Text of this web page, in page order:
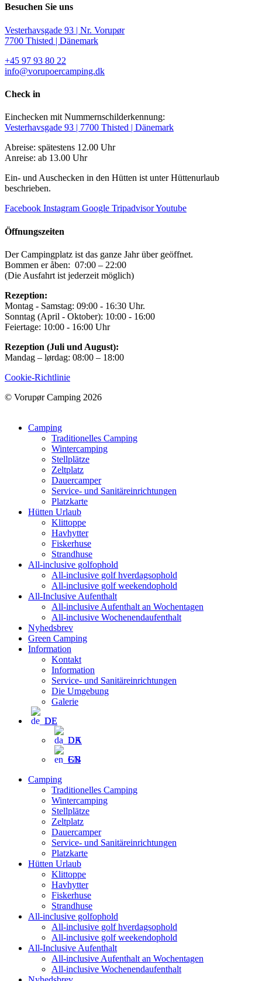
Besuchen Sie uns
Vesterhavsgade 93 | Nr. Vorupør
7700 Thisted | Dänemark
+45 97 93 80 22
info@vorupoercamping.dk
Check in
Einchecken mit Nummernschilderkennung:
Vesterhavsgade 93 | 7700 Thisted | Dänemark
Abreise: spätestens 12.00 Uhr
Anreise: ab 13.00 Uhr
Ein- und Auschecken in den Hütten ist unter Hüttenurlaub
beschrieben.
Facebook Instagram Google TripadvisorYoutube
Öffnungszeiten
Der Campingplatz ist das ganze Jahr über geöffnet.
Bommen er åben: 07:00 – 22:00
(Die Ausfahrt ist jederzeit möglich)
Rezeption:
Montag - Samstag: 09:00 - 16:30 Uhr.
Sonntag (April - Oktober): 10:00 - 16:00
Feiertage: 10:00 - 16:00 Uhr
Rezeption (Juli und August):
Mandag – lørdag: 08:00 – 18:00
Cookie-Richtlinie
© Vorupør Camping 2026
Camping
Traditionelles Camping
Wintercamping
Stellplätze
Zeltplatz
Dauercamper
Service- und Sanitäreinrichtungen
Platzkarte
Hütten Urlaub
Klittoppe
Havhytter
Fiskerhuse
Strandhuse
All-inclusive golfophold
All-inclusive golf hverdagsophold
All-inclusive golf weekendophold
All-Inclusive Aufenthalt
All-inclusive Aufenthalt an Wochentagen
All-inclusive Wochenendaufenthalt
Nyhedsbrev
Green Camping
Information
Kontakt
Information
Service- und Sanitäreinrichtungen
Die Umgebung
Galerie
DE
DA
EN
Camping
Traditionelles Camping
Wintercamping
Stellplätze
Zeltplatz
Dauercamper
Service- und Sanitäreinrichtungen
Platzkarte
Hütten Urlaub
Klittoppe
Havhytter
Fiskerhuse
Strandhuse
All-inclusive golfophold
All-inclusive golf hverdagsophold
All-inclusive golf weekendophold
All-Inclusive Aufenthalt
All-inclusive Aufenthalt an Wochentagen
All-inclusive Wochenendaufenthalt